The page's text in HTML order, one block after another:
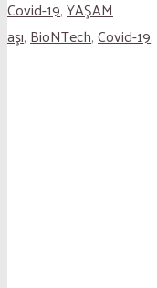
Covid-19,YAŞAM
aşı, BioNTech,Covid-19,